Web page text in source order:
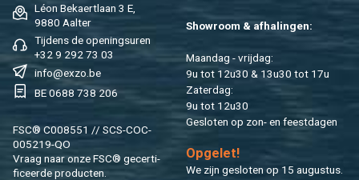
Léon Be­kaert­laan 3 E,
9880 Aal­ter
Tij­dens de ope­nings­uren
+32 9 292 73 03
info@​exzo.​be
BE 0688 738 206
FSC® C008551 // SCS-COC-
005219-QO
Vraag naar onze FSC® ge­cer­ti­
fi­ceer­de pro­duc­ten.
Show­room & af­ha­lin­gen:
Maan­dag - vrij­dag:
9u tot 12u30 & 13u30 tot 17u
Za­ter­dag:
9u tot 12u30
Ge­slo­ten op zon- en feest­da­gen
Op­ge­let!
We zijn ge­slo­ten op 15 au­gus­tus.